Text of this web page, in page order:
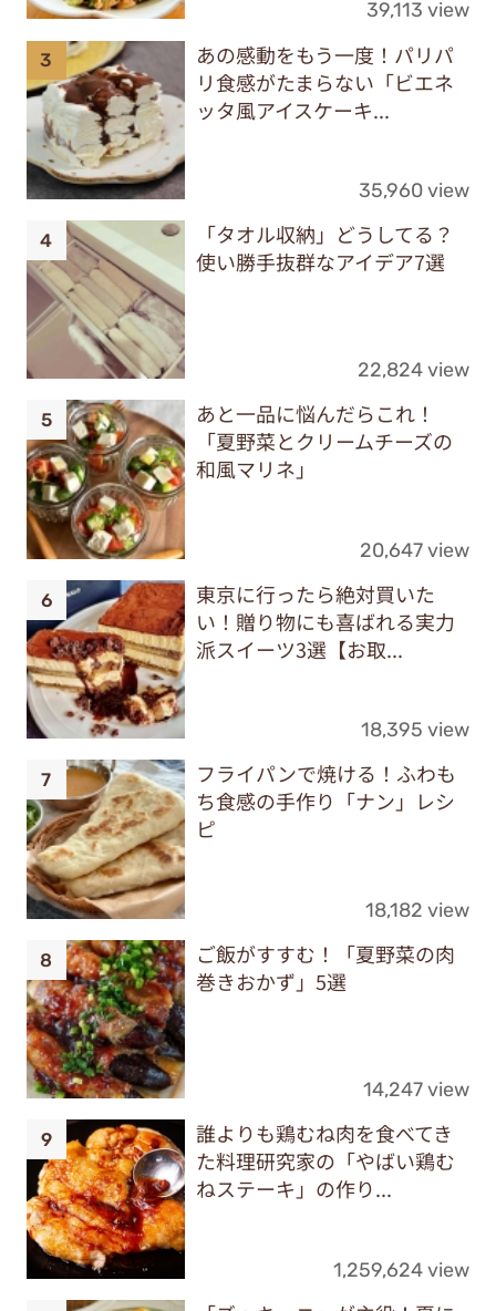
39,113 view
あの感動をもう一度！パリパ
リ食感がたまらない「ビエネ
ッタ風アイスケーキ...
35,960 view
「タオル収納」どうしてる？
使い勝手抜群なアイデア7選
22,824 view
あと一品に悩んだらこれ！
「夏野菜とクリームチーズの
和風マリネ」
20,647 view
東京に行ったら絶対買いた
い！贈り物にも喜ばれる実力
派スイーツ3選【お取...
18,395 view
フライパンで焼ける！ふわも
ち食感の手作り「ナン」レシ
ピ
18,182 view
ご飯がすすむ！「夏野菜の肉
巻きおかず」5選
14,247 view
誰よりも鶏むね肉を食べてき
た料理研究家の「やばい鶏む
ねステーキ」の作り...
1,259,624 view